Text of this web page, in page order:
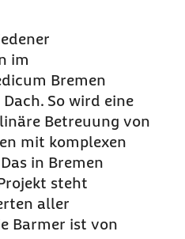
im
Bremen
So wird eine
Betreuung von
mit komplexen
in Bremen
steht
aller
Barmer ist von